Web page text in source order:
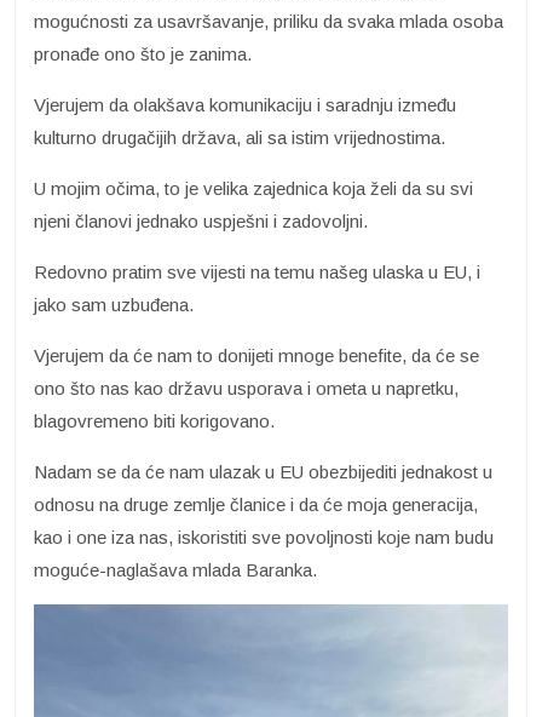
mogućnosti za usavršavanje, priliku da svaka mlada osoba
pronađe ono što je zanima.
Vjerujem da olakšava komunikaciju i saradnju između
kulturno drugačijih država, ali sa istim vrijednostima.
U mojim očima, to je velika zajednica koja želi da su svi
njeni članovi jednako uspješni i zadovoljni.
Redovno pratim sve vijesti na temu našeg ulaska u EU, i
jako sam uzbuđena.
Vjerujem da će nam to donijeti mnoge benefite, da će se
ono što nas kao državu usporava i ometa u napretku,
blagovremeno biti korigovano.
Nadam se da će nam ulazak u EU obezbijediti jednakost u
odnosu na druge zemlje članice i da će moja generacija,
kao i one iza nas, iskoristiti sve povoljnosti koje nam budu
moguće-naglašava mlada Baranka.